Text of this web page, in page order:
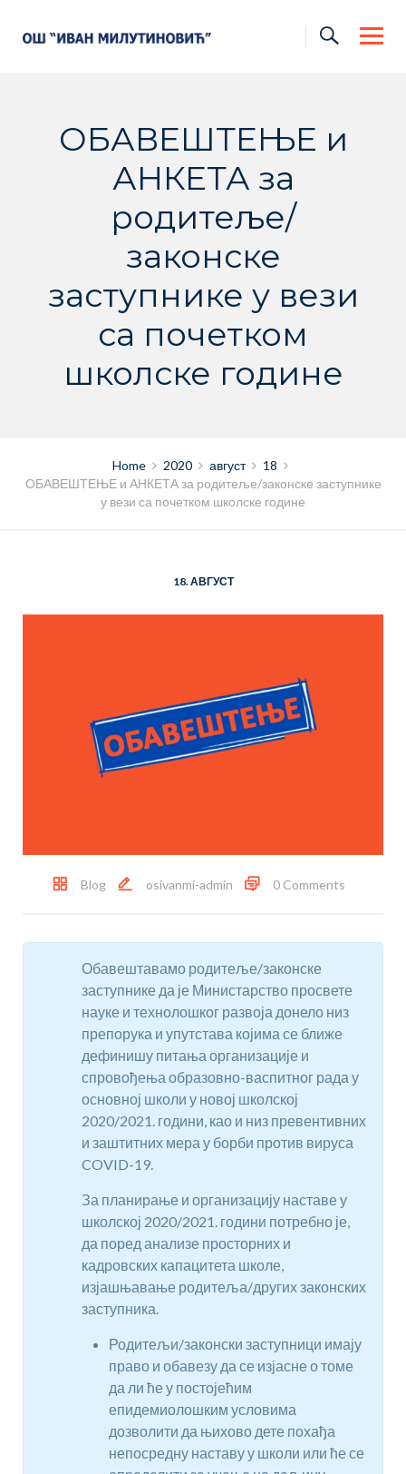
ОБАВЕШТЕЊЕ и
АНКЕТА за
родитеље/
законске
заступнике у вези
са почетком
школске године
Home 2020 август
18
ОБАВЕШТЕЊЕ и АНКЕТА за родитеље/законске заступнике
у вези са почетком школске године
18. АВГУСТ
Blog osivanmi-admin 0 Comments
Обавештавамо родитеље/законске
заступнике да је Министарство просвете
науке и технолошког развоја донело низ
препорука и упутстава којима се ближе
дефинишу питања организације и
спровођења образовно-васпитног рада у
основној школи у новој школској
2020/2021. години, као и низ превентивних
и заштитних мера у борби против вируса
COVID-19.
За планирање и организацију наставе у
школској 2020/2021. години потребно је,
да поред анализе просторних и
кадровских капацитета школе,
изјашњавање родитеља/других законских
заступника.
Родитељи/законски заступници имају
право и обавезу да се изјасне о томе
да ли ће у постојећим
епидемиолошким условима
дозволити да њихово дете похађа
непосредну наставу у школи или ће се